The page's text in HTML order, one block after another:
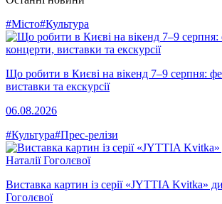
#Місто#Культура
Що робити в Києві на вікенд 7–9 серпня:
виставки та екскурсії
06.08.2026
#Культура#Прес-релізи
Виставка картин із серії «JYTTIA Kvitka»
Гоголєвої